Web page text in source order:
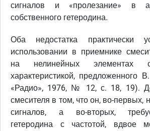
сигналов и «пролезание» в
собственного гетеродина.
Оба недостатка практически
использовании в приемнике
на нелинейных элементах с
характеристикой, предложенного
«Радио», 1976, № 12, с. 18, 19).
смесителя в том, что он, во-первых,
сигналов, а во-вторых,
гетеродина с частотой, вдвое